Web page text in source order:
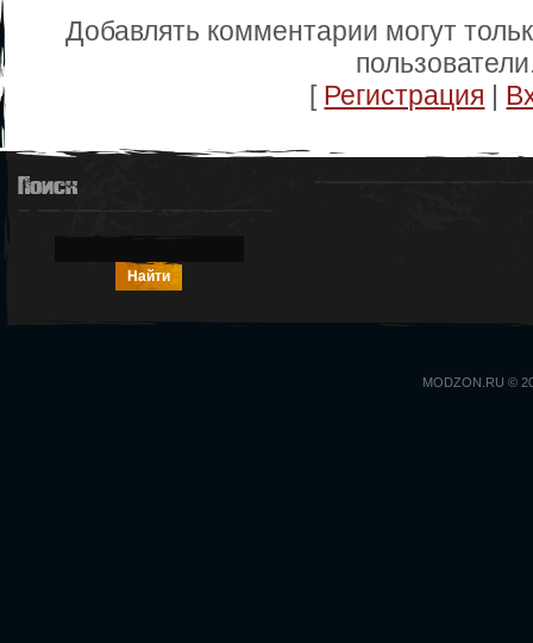
Добавлять комментарии могут
[ Регистрация |
Поиск
MODZON.RU ©